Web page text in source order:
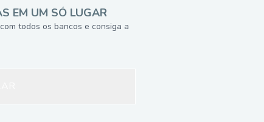
EM UM SÓ LUGAR
todos os bancos e consiga a